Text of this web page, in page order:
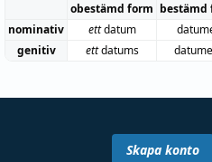
obestämd form bestämd
nominativ
ettdatum
genitiv
ettdatums
Skapa konto